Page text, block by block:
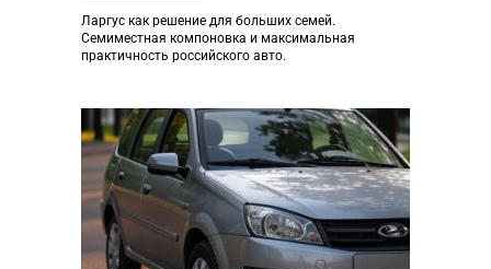
Ларгус как решение для больших семей.
Семиместная компоновка и максимальная
практичность российского авто.